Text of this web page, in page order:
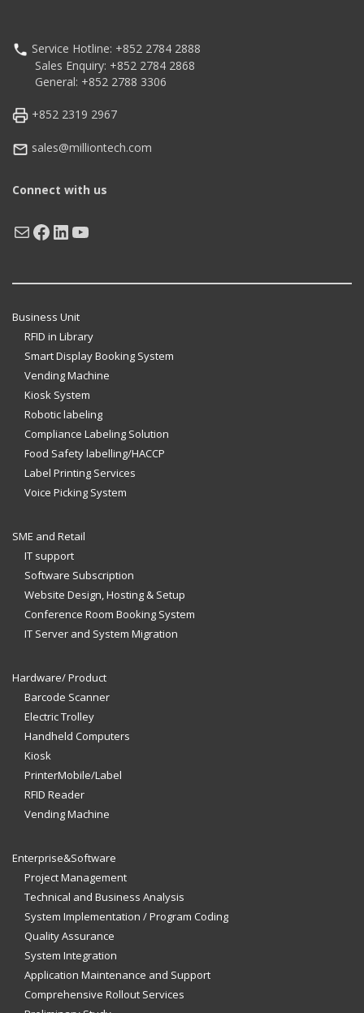
Service Hotline: +852 2784 2888
Sales Enquiry: +852 2784 2868
General: +852 2788 3306
+852 2319 2967
sales@milliontech.com
Connect with us
MailFacebook
LinkedIn
YouTube
Business Unit
RFID in Library
Smart Display Booking System
Vending Machine
Kiosk System
Robotic labeling
Compliance Labeling Solution
Food Safety labelling/HACCP
Label Printing Services
Voice Picking System
SME and Retail
IT support
Software Subscription
Website Design, Hosting & Setup
Conference Room Booking System
IT Server and System Migration
Hardware/ Product
Barcode Scanner
Electric Trolley
Handheld Computers
Kiosk
PrinterMobile/Label
RFID Reader
Vending Machine
Enterprise&Software
Project Management
Technical and Business Analysis
System Implementation / Program Coding
Quality Assurance
System Integration
Application Maintenance and Support
Comprehensive Rollout Services